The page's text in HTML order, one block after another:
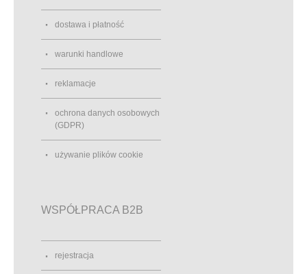
dostawa i płatność
warunki handlowe
reklamacje
ochrona danych osobowych
(GDPR)
używanie plików cookie
WSPÓŁPRACA B2B
rejestracja